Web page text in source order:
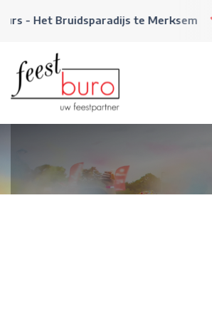
- Het Bruidsparadijs te Merksem